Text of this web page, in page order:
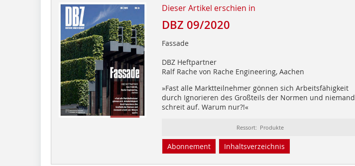
Dieser Artikel erschien in
DBZ 09/2020
Fassade
DBZ Heftpartner
Ralf Rache von Rache Engineering, Aachen
»Fast alle Marktteilnehmer gönnen sich Arbeitsfähigkeit
durch Ignorieren des Großteils der Normen und niemand
schreit auf. Warum nur?!«
Ressort: Produkte
Abonnement Inhaltsverzeichnis